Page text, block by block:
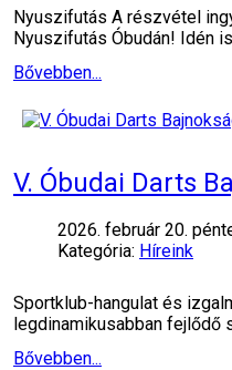
Nyuszifutás A részvétel
Nyuszifutás Óbudán! Idén
Bővebben...
V. Óbudai Darts
2026. február 20.
Kategória: Híreink
Sportklub-hangulat és
legdinamikusabban fejlődő
Bővebben...